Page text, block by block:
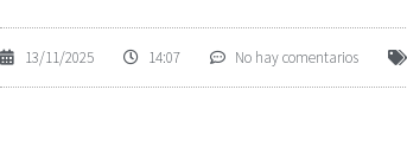
13/11/2025 14:07 No hay comentarios